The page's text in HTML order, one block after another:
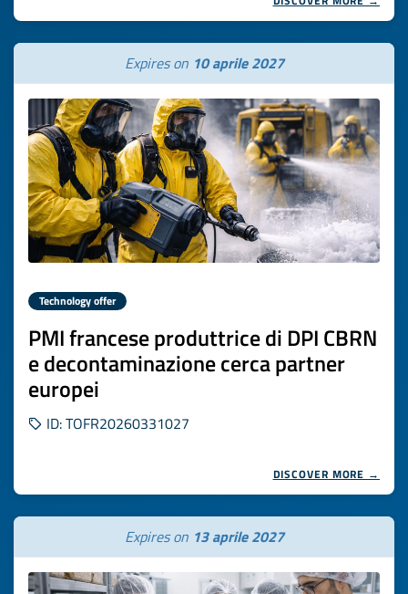
Expires on 10 aprile 2027
Technology offer
PMI francese produttrice di DPI CBRN
e decontaminazione cerca partner
europei
ID: TOFR20260331027
DISCOVER MORE →
Expires on 13 aprile 2027